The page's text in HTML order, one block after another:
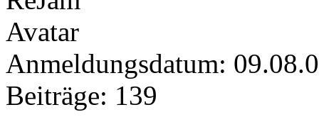
Anmeldungsdatum:
Beiträge: 139